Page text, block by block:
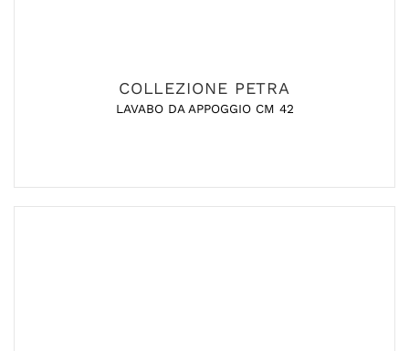
COLLEZIONE PETRA
LAVABO DA APPOGGIO CM 42